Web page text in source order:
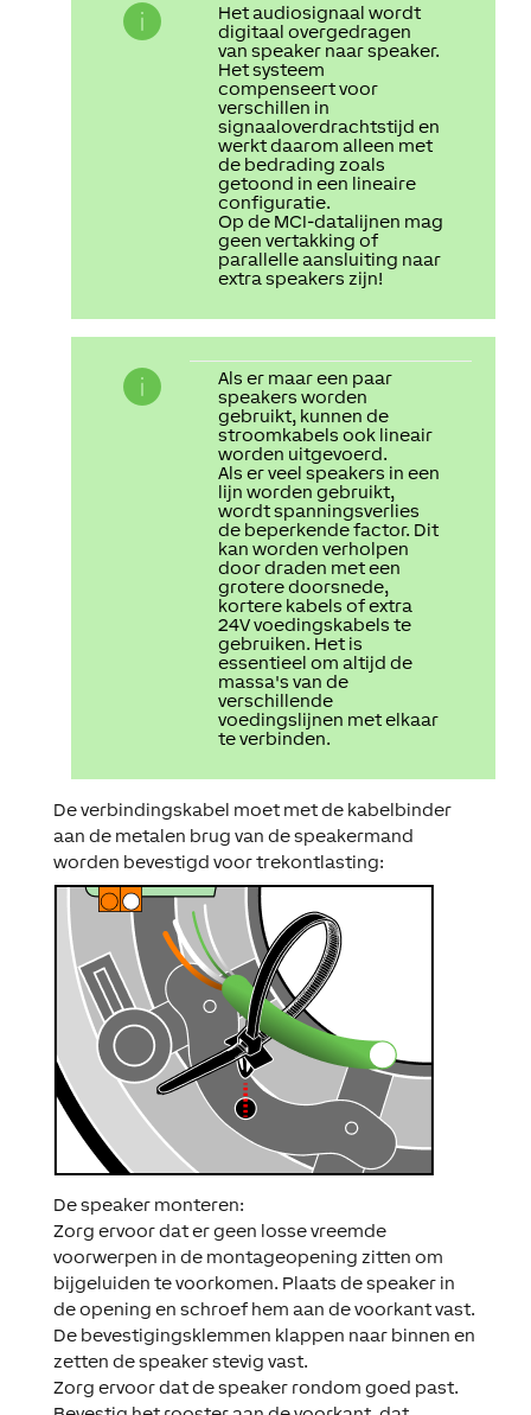
Het audiosignaal wordt
digitaal overgedragen
van speaker naar speaker.
Het systeem
compenseert voor
verschillen in
signaaloverdrachtstijd en
werkt daarom alleen met
de bedrading zoals
getoond in een lineaire
configuratie.
Op de MCI-datalijnen mag
geen vertakking of
parallelle aansluiting naar
extra speakers zijn!
Als er maar een paar
speakers worden
gebruikt, kunnen de
stroomkabels ook lineair
worden uitgevoerd.
Als er veel speakers in een
lijn worden gebruikt,
wordt spanningsverlies
de beperkende factor. Dit
kan worden verholpen
door draden met een
grotere doorsnede,
kortere kabels of extra
24V voedingskabels te
gebruiken. Het is
essentieel om altijd de
massa's van de
verschillende
voedingslijnen met elkaar
te verbinden.
De verbindingskabel moet met de kabelbinder
aan de metalen brug van de speakermand
worden bevestigd voor trekontlasting:
De speaker monteren:
Zorg ervoor dat er geen losse vreemde
voorwerpen in de montageopening zitten om
bijgeluiden te voorkomen. Plaats de speaker in
de opening en schroef hem aan de voorkant vast.
De bevestigingsklemmen klappen naar binnen en
zetten de speaker stevig vast.
Zorg ervoor dat de speaker rondom goed past.